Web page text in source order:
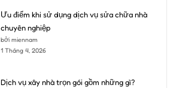
Ưu điểm khi sử dụng dịch vụ sửa chữa nhà
chuyên nghiệp
bởi miennam
1 Tháng 4, 2026
Dịch vụ xây nhà trọn gói gồm những gì?